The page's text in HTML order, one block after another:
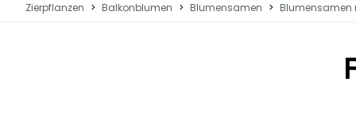
Zierpflanzen > Balkonblumen > Blumensamen > Blumensamen